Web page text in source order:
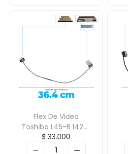
Flex De Video
Toshiba L45-B 1422-
01Rm000 20 Pines
Board, 30 Pantalla
$ 33.000